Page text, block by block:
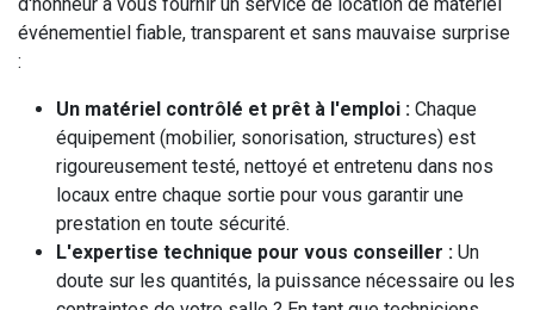
événementiel fiable, transparent et sans mauvaise surprise
:
Un matériel contrôlé et prêt à l'emploi : Chaque
équipement (mobilier, sonorisation, structures) est
rigoureusement testé, nettoyé et entretenu dans nos
locaux entre chaque sortie pour vous garantir une
prestation en toute sécurité.
L'expertise technique pour vous conseiller : Un
doute sur les quantités, la puissance nécessaire ou les